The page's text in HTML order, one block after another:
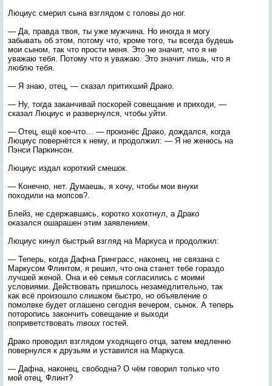
Люциус смерил сына взглядом с головы до ног.
— Да, правда твоя, ты уже мужчина. Но иногда я могу
забывать об этом, потому что, кроме того, ты всегда будешь
мои сыном, так что прости меня. Это не значит, что я не
уважаю тебя. Потому что я уважаю. Это значит лишь, что я
люблю тебя.
— Я знаю, отец, — сказал притихший Драко.
— Ну, тогда заканчивай поскорей совещание и приходи, —
сказал Люциус и развернулся, чтобы уйти.
— Отец, ещё кое-что… — произнёс Драко, дождался, когда
Люциус повернётся к нему, и продолжил: — Я не женюсь на
Пэнси Паркинсон.
Люциус издал короткий смешок.
— Конечно, нет. Думаешь, я хочу, чтобы мои внуки
походили на мопсов?.
Блейз, не сдержавшись, коротко хохотнул, а Драко
оказался ошарашен этим заявлением.
Люциус кинул быстрый взгляд на Маркуса и продолжил:
— Теперь, когда Дафна Гринграсс, наконец, не связана с
Маркусом Флинтом, я решил, что она станет тебе гораздо
лучшей женой. Она и её семья согласились с моими
условиями. Действовать пришлось незамедлительно, так
как всё произошло слишком быстро, но объявление о
помолвке будет оглашено сегодня вечером, сынок. А теперь
поторопись закончить совещание и выходи
поприветствовать твоих гостей.
Драко проводил взглядом уходящего отца, затем медленно
повернулся к друзьям и уставился на Маркуса.
— Дафна, наконец, свободна? О чём говорил только что
мой отец, Флинт?